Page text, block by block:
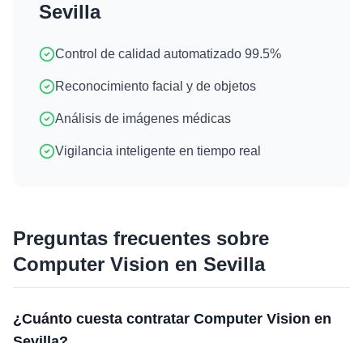
Sevilla
Control de calidad automatizado 99.5%
Reconocimiento facial y de objetos
Análisis de imágenes médicas
Vigilancia inteligente en tiempo real
Preguntas frecuentes sobre
Computer Vision en Sevilla
¿Cuánto cuesta contratar Computer Vision en